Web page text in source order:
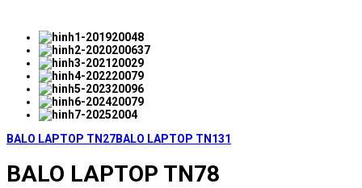
BALO LAPTOP TN27BALO LAPTOP TN131
BALO LAPTOP TN78